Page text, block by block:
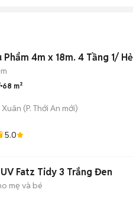
4m x 18m. 4 Tầng 1/
68 m²
Xuân (P. Thới An mới)
5.0
Fatz Tidy 3 Trắng Đen
mẹ và bé